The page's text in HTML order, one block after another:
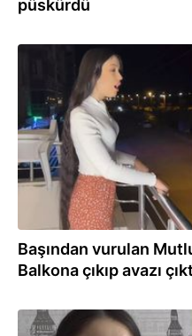
püskürdü
04.11.2024
Başından vurulan
Balkona çıkıp avazı
15.10.2024